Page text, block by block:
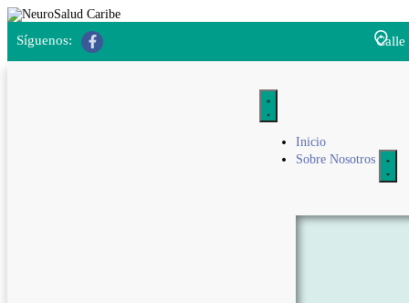
Síguenos: Calle
Inicio
Sobre Nosotros